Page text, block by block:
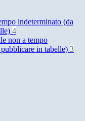
indeterminato (da
4
non a tempo
in tabelle) 3